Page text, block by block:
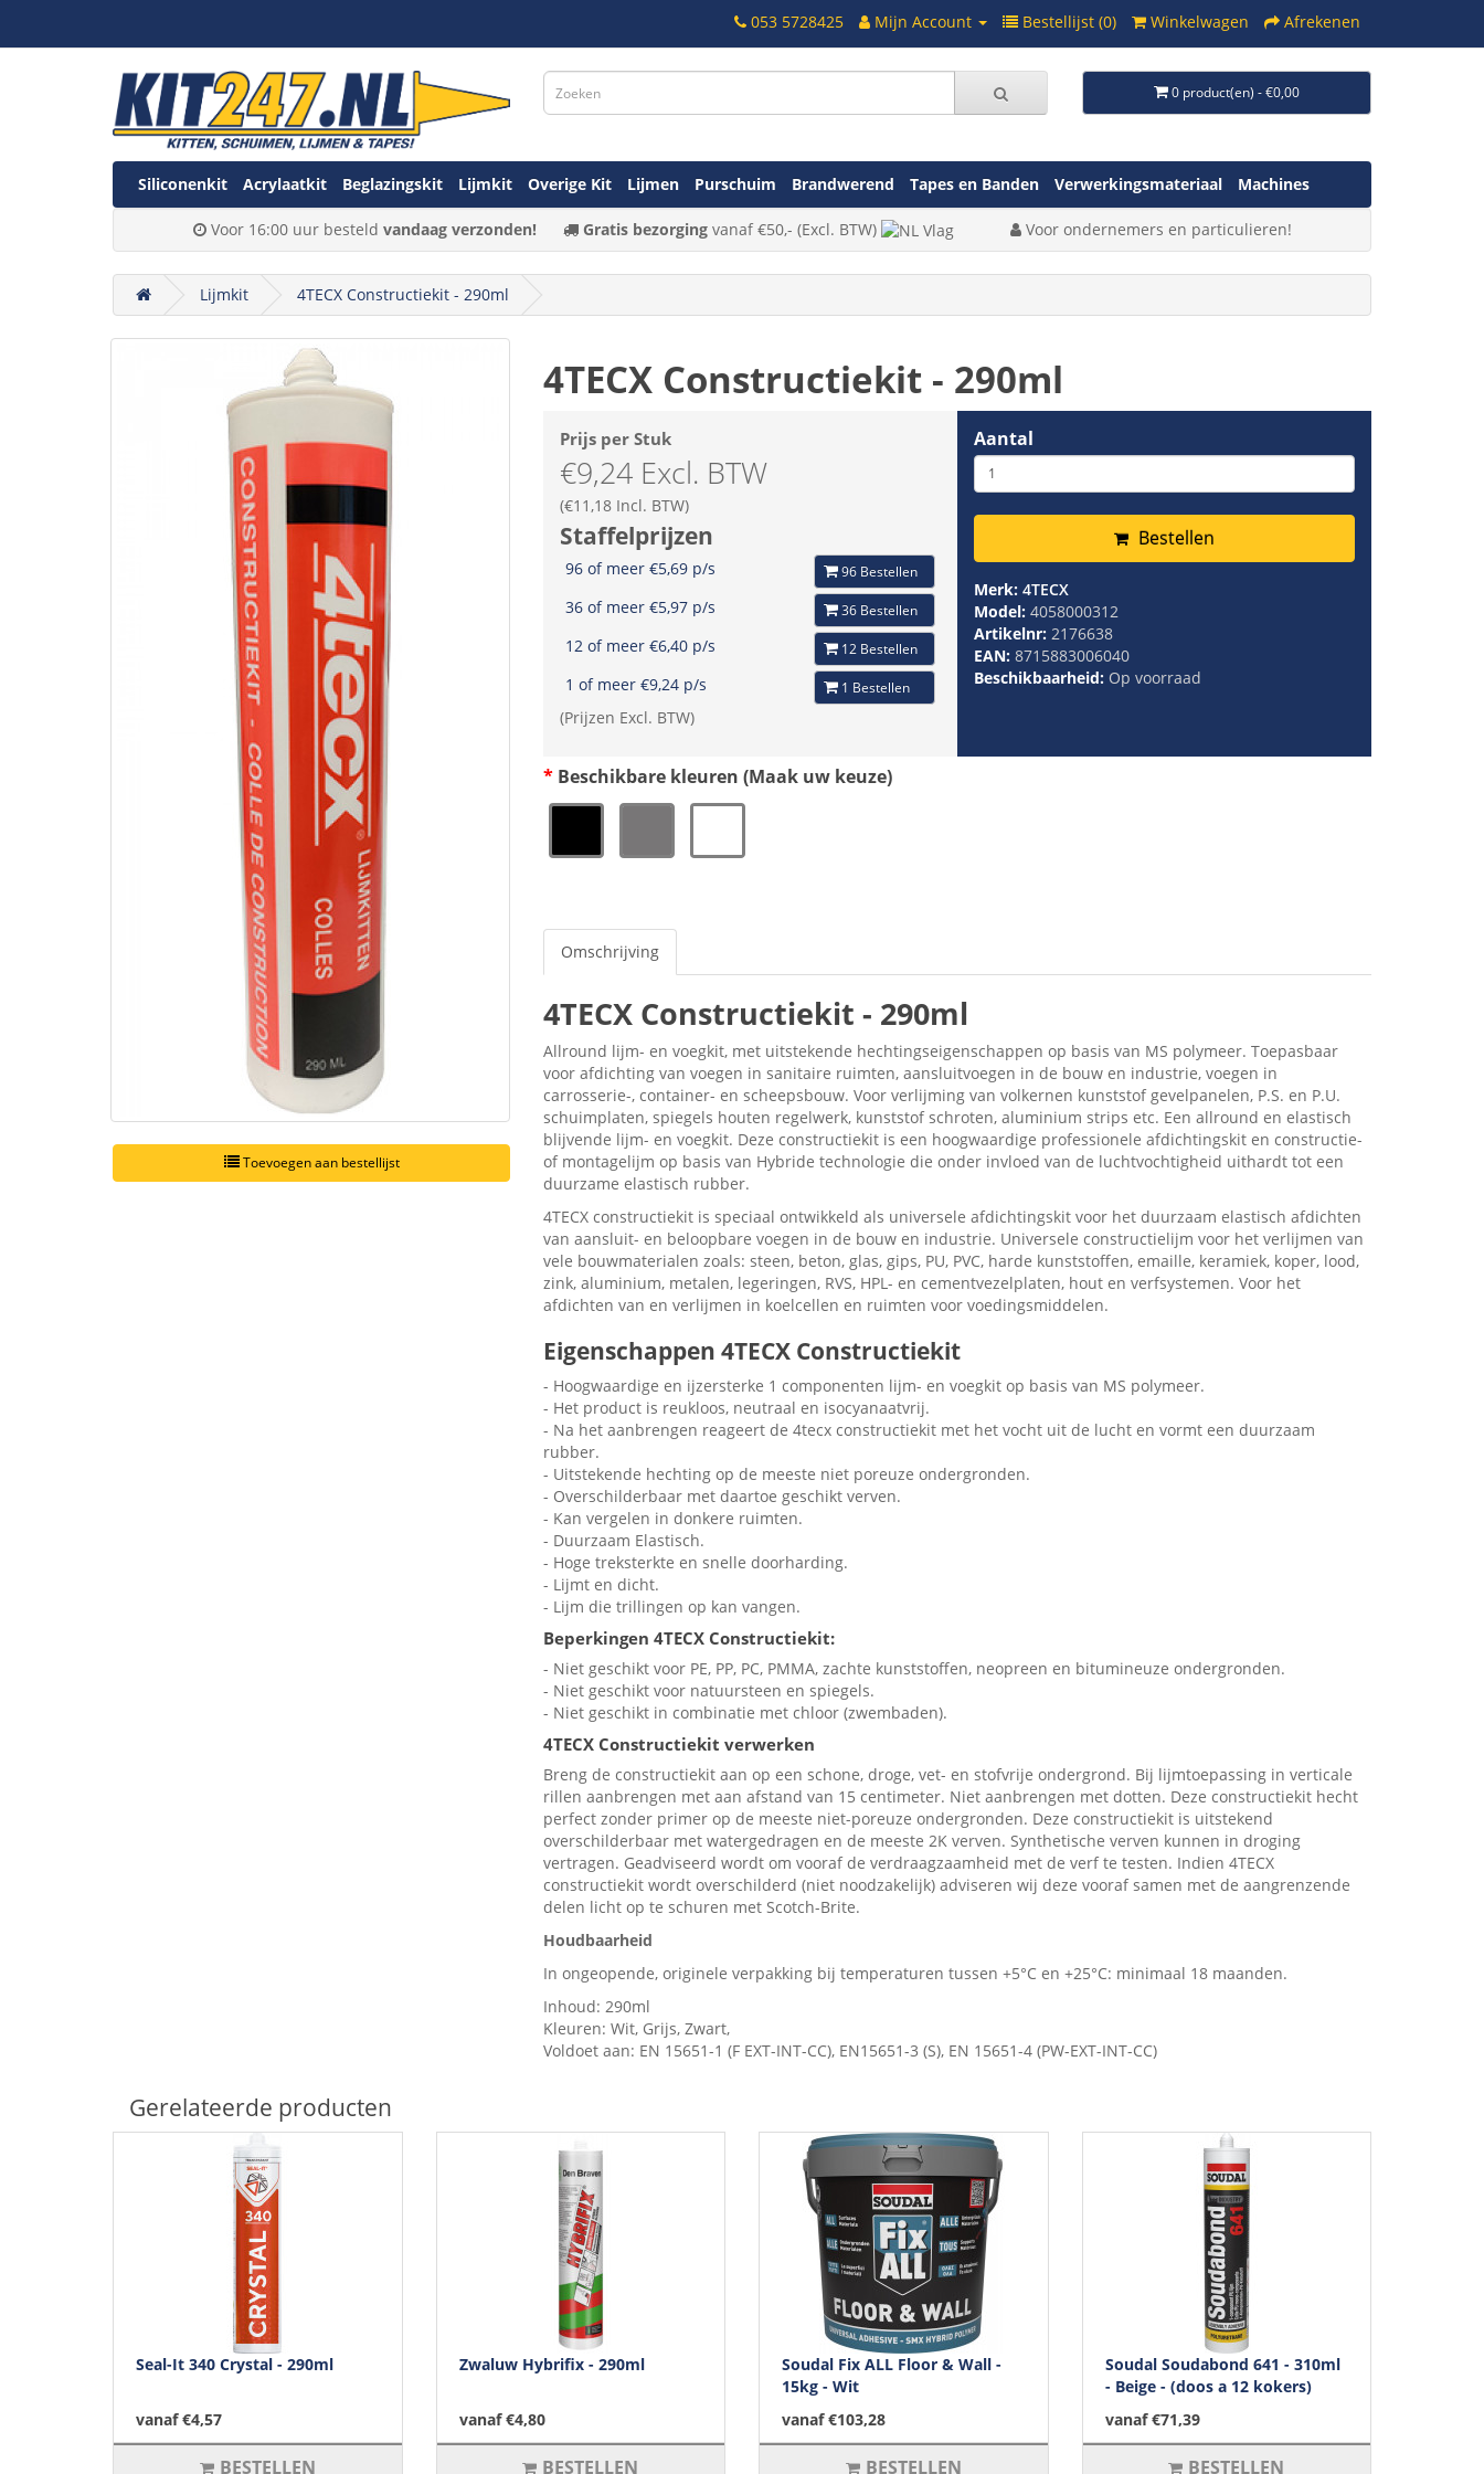
053 5728425 Mijn Account Bestellijst (0) Winkelwagen Afrekenen
0 product(en) - €0,00
Siliconenkit Acrylaatkit Beglazingskit Lijmkit Overige Kit Lijmen Purschuim Brandwerend Tapes en Banden Verwerkingsmateriaal Machines
Voor 16:00 uur besteld vandaag verzonden! Gratis bezorgingvanaf€50,- (Excl. BTW) Voor ondernemers en particulieren!
Lijmkit 4TECX Constructiekit - 290ml
Toevoegen aan bestellijst
4TECX Constructiekit - 290ml
Prijs per Stuk
€9,24 Excl. BTW
(€11,18 Incl. BTW)
Staffelprijzen
96 of meer €5,69 p/s 96 Bestellen
36 of meer €5,97 p/s 36 Bestellen
12 of meer €6,40 p/s 12 Bestellen
1 of meer €9,24 p/s 1 Bestellen
(Prijzen Excl. BTW)
Aantal
Bestellen
Merk: 4TECX
Model: 4058000312
Artikelnr: 2176638
EAN: 8715883006040
Beschikbaarheid: Op voorraad
Beschikbare kleuren (Maak uw keuze)
Omschrijving
4TECX Constructiekit - 290ml
Allround lijm- en voegkit, met uitstekende hechtingseigenschappen op basis van MS polymeer. Toepasbaar
voor afdichting van voegen in sanitaire ruimten, aansluitvoegen in de bouw en industrie, voegen in
carrosserie-, container- en scheepsbouw. Voor verlijming van volkernen kunststof gevelpanelen, P.S. en P.U.
schuimplaten, spiegels houten regelwerk, kunststof schroten, aluminium strips etc. Een allround en elastisch
blijvende lijm- en voegkit. Deze constructiekit is een hoogwaardige professionele afdichtingskit en constructie-
of montagelijm op basis van Hybride technologie die onder invloed van de luchtvochtigheid uithardt tot een
duurzame elastisch rubber.
4TECX constructiekit is speciaal ontwikkeld als universele afdichtingskit voor het duurzaam elastisch afdichten
van aansluit- en beloopbare voegen in de bouw en industrie. Universele constructielijm voor het verlijmen van
vele bouwmaterialen zoals: steen, beton, glas, gips, PU, PVC, harde kunststoffen, emaille, keramiek, koper, lood,
zink, aluminium, metalen, legeringen, RVS, HPL- en cementvezelplaten, hout en verfsystemen. Voor het
afdichten van en verlijmen in koelcellen en ruimten voor voedingsmiddelen.
Eigenschappen 4TECX Constructiekit
- Hoogwaardige en ijzersterke 1 componenten lijm- en voegkit op basis van MS polymeer.
- Het product is reukloos, neutraal en isocyanaatvrij.
- Na het aanbrengen reageert de 4tecx constructiekit met het vocht uit de lucht en vormt een duurzaam
rubber.
- Uitstekende hechting op de meeste niet poreuze ondergronden.
- Overschilderbaar met daartoe geschikt verven.
- Kan vergelen in donkere ruimten.
- Duurzaam Elastisch.
- Hoge treksterkte en snelle doorharding.
- Lijmt en dicht.
- Lijm die trillingen op kan vangen.
Beperkingen 4TECX Constructiekit:
- Niet geschikt voor PE, PP, PC, PMMA, zachte kunststoffen, neopreen en bitumineuze ondergronden.
- Niet geschikt voor natuursteen en spiegels.
- Niet geschikt in combinatie met chloor (zwembaden).
4TECX Constructiekit verwerken
Breng de constructiekit aan op een schone, droge, vet- en stofvrije ondergrond. Bij lijmtoepassing in verticale
rillen aanbrengen met aan afstand van 15 centimeter. Niet aanbrengen met dotten. Deze constructiekit hecht
perfect zonder primer op de meeste niet-poreuze ondergronden. Deze constructiekit is uitstekend
overschilderbaar met watergedragen en de meeste 2K verven. Synthetische verven kunnen in droging
vertragen. Geadviseerd wordt om vooraf de verdraagzaamheid met de verf te testen. Indien 4TECX
constructiekit wordt overschilderd (niet noodzakelijk) adviseren wij deze vooraf samen met de aangrenzende
delen licht op te schuren met Scotch-Brite.
Houdbaarheid
In ongeopende, originele verpakking bij temperaturen tussen +5°C en +25°C: minimaal 18 maanden.
Inhoud: 290ml
Kleuren: Wit, Grijs, Zwart,
Voldoet aan: EN 15651-1 (F EXT-INT-CC), EN15651-3 (S), EN 15651-4 (PW-EXT-INT-CC)
Gerelateerde producten
Seal-It 340 Crystal - 290ml
vanaf €4,57
BESTELLEN
Zwaluw Hybrifix - 290ml
vanaf €4,80
BESTELLEN
Soudal Fix ALL Floor & Wall -
15kg - Wit
vanaf €103,28
BESTELLEN
Soudal Soudabond 641 - 310ml
- Beige - (doos a 12 kokers)
vanaf €71,39
BESTELLEN